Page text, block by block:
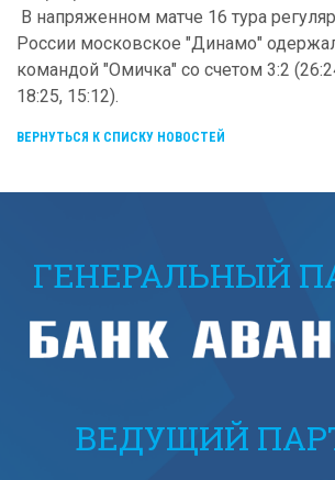
В напряженном матче 16 тура
России московское "Динамо"
командой "Омичка" со счетом 3:2
18:25, 15:12).
ВЕРНУТЬСЯ К СПИСКУ НОВОСТЕЙ
ГЕНЕРАЛЬНЫЙ
ВЕДУЩИЙ